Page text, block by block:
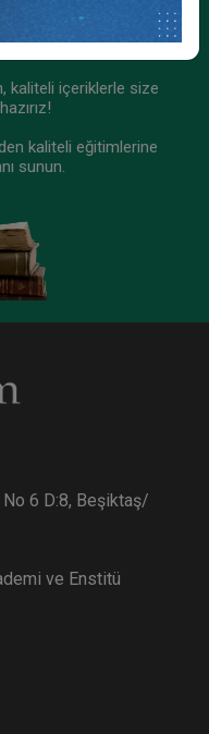
Kongresi -
Ticaret Hukuku
Alın
kaliteli içeriklerle size
kaliteli eğitimlerine
sunun.
No 6 D:8, Beşiktaş/
ve Enstitü